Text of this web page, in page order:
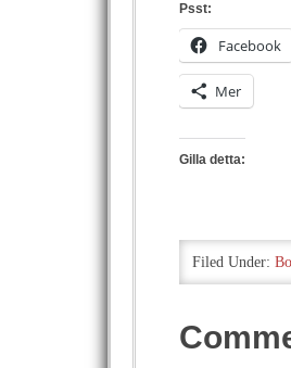
Psst:
Facebook
Mer
Gilla detta:
Filed Under: